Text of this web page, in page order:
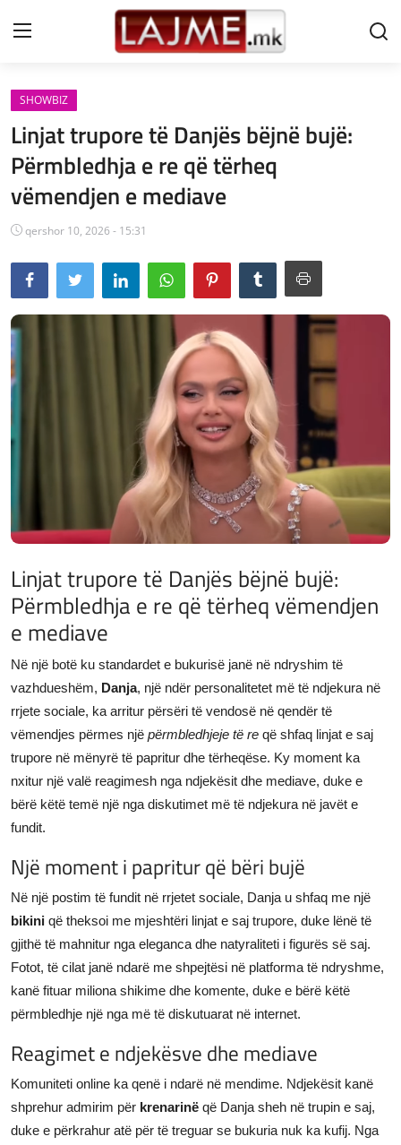
Shtëpi
LAJME MAQEDONI
SHQIPERI
KOSOVA
LAJME NGA BOTA
SHOWBIZ
SPORT
SHENDETI
SHOWBIZ
Linjat trupore të Danjës bëjnë bujë:
Përmbledhja e re që tërheq
vëmendjen e mediave
qershor 10, 2026 - 15:31
Linjat trupore të Danjës bëjnë bujë:
Përmbledhja e re që tërheq vëmendjen
e mediave
Në një botë ku standardet e bukurisë janë në ndryshim të
vazhdueshëm, Danja, një ndër personalitetet më të ndjekura në
rrjete sociale, ka arritur përsëri të vendosë në qendër të
vëmendjes përmes një përmbledhjeje të re që shfaq linjat e saj
trupore në mënyrë të papritur dhe tërheqëse. Ky moment ka
nxitur një valë reagimesh nga ndjekësit dhe mediave, duke e
bërë këtë temë një nga diskutimet më të ndjekura në javët e
fundit.
Një moment i papritur që bëri bujë
Në një postim të fundit në rrjetet sociale, Danja u shfaq me një
bikini që theksoi me mjeshtëri linjat e saj trupore, duke lënë të
gjithë të mahnitur nga eleganca dhe natyraliteti i figurës së saj.
Fotot, të cilat janë ndarë me shpejtësi në platforma të ndryshme,
kanë fituar miliona shikime dhe komente, duke e bërë këtë
përmbledhje një nga më të diskutuarat në internet.
Reagimet e ndjekësve dhe mediave
Komuniteti online ka qenë i ndarë në mendime. Ndjekësit kanë
shprehur admirim për krenarinë që Danja sheh në trupin e saj,
duke e përkrahur atë për të treguar se bukuria nuk ka kufij. Nga